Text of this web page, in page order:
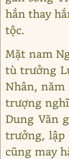
hắn thay
tộc.
Mặt nam
tù trưởng
Nhân,
trượng
Dung Văn
trưởng,
cũng may